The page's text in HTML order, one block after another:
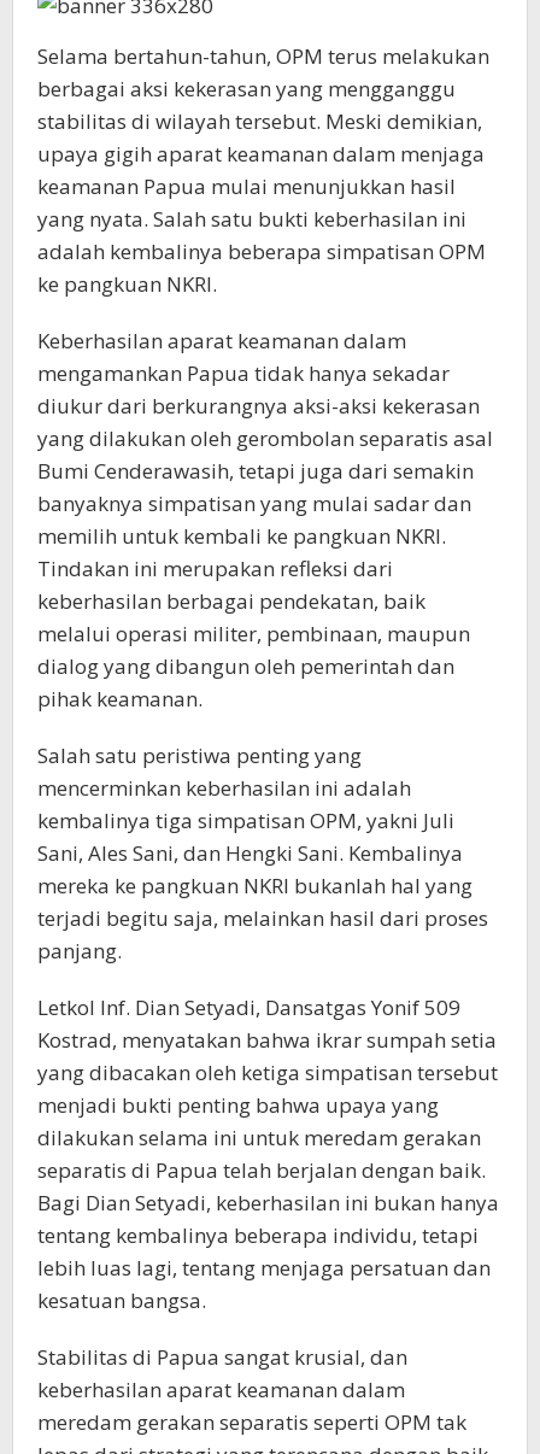
Selama bertahun-tahun, OPM terus melakukan
berbagai aksi kekerasan yang mengganggu
stabilitas di wilayah tersebut. Meski demikian,
upaya gigih aparat keamanan dalam menjaga
keamanan Papua mulai menunjukkan hasil
yang nyata. Salah satu bukti keberhasilan ini
adalah kembalinya beberapa simpatisan OPM
ke pangkuan NKRI.
Keberhasilan aparat keamanan dalam
mengamankan Papua tidak hanya sekadar
diukur dari berkurangnya aksi-aksi kekerasan
yang dilakukan oleh gerombolan separatis asal
Bumi Cenderawasih, tetapi juga dari semakin
banyaknya simpatisan yang mulai sadar dan
memilih untuk kembali ke pangkuan NKRI.
Tindakan ini merupakan refleksi dari
keberhasilan berbagai pendekatan, baik
melalui operasi militer, pembinaan, maupun
dialog yang dibangun oleh pemerintah dan
pihak keamanan.
Salah satu peristiwa penting yang
mencerminkan keberhasilan ini adalah
kembalinya tiga simpatisan OPM, yakni Juli
Sani, Ales Sani, dan Hengki Sani. Kembalinya
mereka ke pangkuan NKRI bukanlah hal yang
terjadi begitu saja, melainkan hasil dari proses
panjang.
Letkol Inf. Dian Setyadi, Dansatgas Yonif 509
Kostrad, menyatakan bahwa ikrar sumpah setia
yang dibacakan oleh ketiga simpatisan tersebut
menjadi bukti penting bahwa upaya yang
dilakukan selama ini untuk meredam gerakan
separatis di Papua telah berjalan dengan baik.
Bagi Dian Setyadi, keberhasilan ini bukan hanya
tentang kembalinya beberapa individu, tetapi
lebih luas lagi, tentang menjaga persatuan dan
kesatuan bangsa.
Stabilitas di Papua sangat krusial, dan
keberhasilan aparat keamanan dalam
meredam gerakan separatis seperti OPM tak